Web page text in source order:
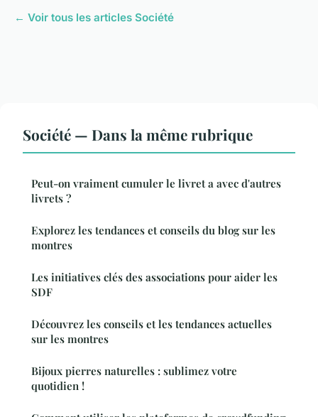
← Voir tous les articles Société
Société — Dans la même rubrique
Peut-on vraiment cumuler le livret a avec d'autres
livrets ?
Explorez les tendances et conseils du blog sur les
montres
Les initiatives clés des associations pour aider les
SDF
Découvrez les conseils et les tendances actuelles
sur les montres
Bijoux pierres naturelles : sublimez votre
quotidien !